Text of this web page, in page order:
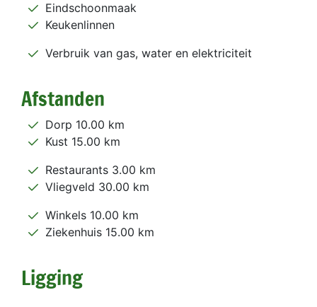
Eindschoonmaak
Keukenlinnen
Verbruik van gas, water en elektriciteit
Afstanden
Dorp 10.00 km
Kust 15.00 km
Restaurants 3.00 km
Vliegveld 30.00 km
Winkels 10.00 km
Ziekenhuis 15.00 km
Ligging